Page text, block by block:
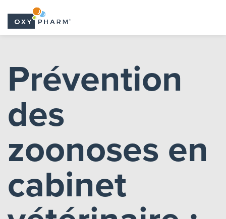
Prévention
des
zoonoses en
cabinet